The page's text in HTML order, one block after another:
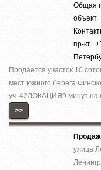
Общая
объект
пр-кт
Продается участок 10
мест южного берега
уч. 42ЛОКАЦИЯ9 минут на
>>
улица